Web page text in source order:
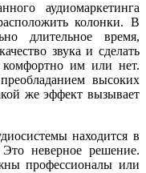
аудиомаркетинга
колонки. В
длительное время,
звука и сделать
комфортно им или нет.
высоких
же эффект вызывает
находится в
неверное решение.
профессионалы или